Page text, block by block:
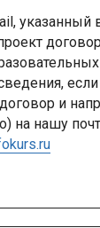
указанный
и
на нашу